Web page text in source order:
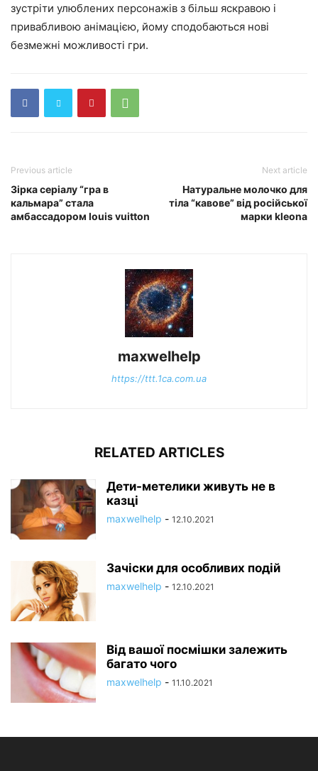
зустріти улюблених персонажів з більш яскравою і
привабливою анімацією, йому сподобаються нові
безмежні можливості гри.
Previous article
Зірка серіалу “гра в
кальмара” стала
амбассадором louis vuitton
Next article
Натуральне молочко для
тіла “кавове” від російської
марки kleona
maxwelhelp
https://ttt.1ca.com.ua
RELATED ARTICLES
Дети-метелики живуть не в
казці
maxwelhelp - 12.10.2021
Зачіски для особливих подій
maxwelhelp - 12.10.2021
Від вашої посмішки залежить
багато чого
maxwelhelp - 11.10.2021